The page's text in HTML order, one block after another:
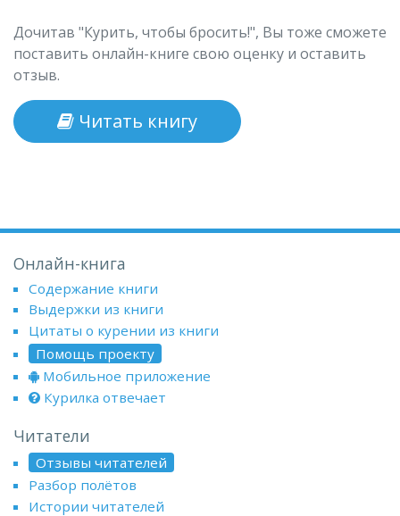
Дочитав "Курить, чтобы бросить!", Вы тоже сможете
поставить онлайн-книге свою оценку и оставить
отзыв.
Читать книгу
Онлайн-книга
Содержание книги
Выдержки из книги
Цитаты о курении из книги
Помощь проекту
Мобильное приложение
Курилка отвечает
Читатели
Отзывы читателей
Разбор полётов
Истории читателей